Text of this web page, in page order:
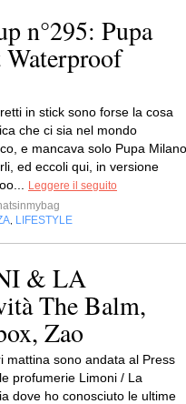
n°295: Pupa
in stick sono forse la cosa
che ci sia nel mondo
e mancava solo Pupa Milano
ed eccoli qui, in versione
Leggere il seguito
LIFESTYLE
& LA
The Balm,
Zao
mattina sono andata al Press
profumerie Limoni / La
dove ho conosciuto le ultime